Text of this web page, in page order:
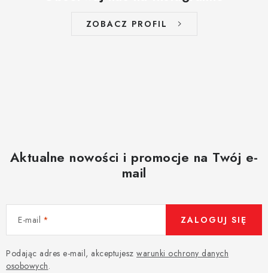
ZOBACZ PROFIL
Aktualne nowości i promocje na Twój e-
mail
E-mail
Podając adres e-mail, akceptujesz warunki ochrony danych
osobowych.
ZALOGUJ SIĘ